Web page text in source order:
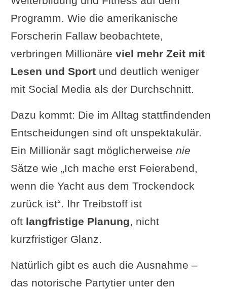
Programm. Wie die amerikanische
Forscherin Fallaw beobachtete,
verbringen Millionäre viel mehr Zeit mit
Lesen und Sportund deutlich weniger
mit Social Media als der Durchschnitt.
Dazu kommt: Die im Alltag stattfindenden
Entscheidungen sind oft unspektakulär.
Ein Millionär sagt möglicherweise nie
Sätze wie „Ich mache erst Feierabend,
wenn die Yacht aus dem Trockendock
zurück ist“. Ihr Treibstoff ist
oft langfristige Planung, nicht
kurzfristiger Glanz.
Natürlich gibt es auch die Ausnahme –
das notorische Partytier unter den